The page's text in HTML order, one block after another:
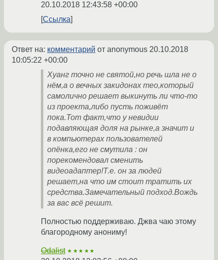
20.10.2018 12:43:58 +00:00
Ссылка
Ответ на: комментарий от anonymous 20.10.2018
10:05:22 +00:00
Хуанг точно не святой,но речь шла не о
нём,а о вечных закидонах тео,который
самолично решает выкинуть ли что-то
из проекта,либо пусть поживёт
пока.Тот факт,что у невидии
подавляющая доля на рынке,а значит и
в компьютерах пользователей
опёнка,его не смутила : он
порекомендовал сменить
видеоадаптер!Т.е. он за людей
решает,на что им стоит тратить их
средства.Замечательный подход.Вождь
за вас всё решит.
Полностью поддерживаю. Джва чаю этому
благородному анониму!
Odalist ★★★★★